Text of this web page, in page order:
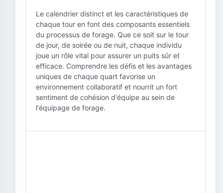
Le calendrier distinct et les caractéristiques de
chaque tour en font des composants essentiels
du processus de forage. Que ce soit sur le tour
de jour, de soirée ou de nuit, chaque individu
joue un rôle vital pour assurer un puits sûr et
efficace. Comprendre les défis et les avantages
uniques de chaque quart favorise un
environnement collaboratif et nourrit un fort
sentiment de cohésion d'équipe au sein de
l'équipage de forage.